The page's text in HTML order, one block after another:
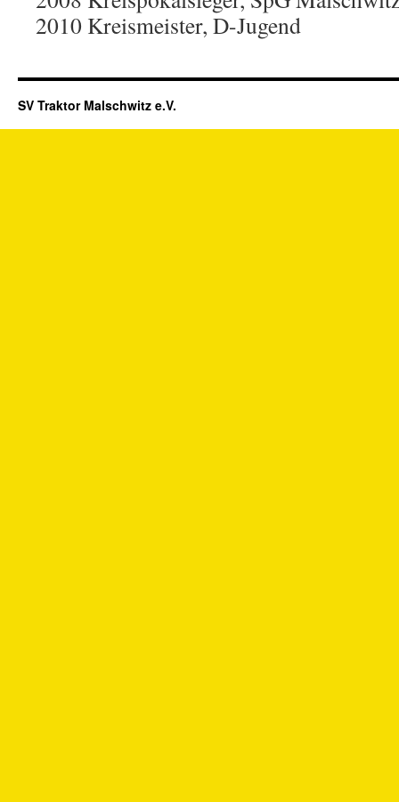
2010 Kreismeister, D-Jugend
SV Traktor Malschwitz e.V.